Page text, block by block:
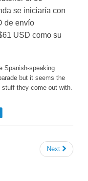
se iniciaría con
de envío
USD como su
Spanish-speaking
but it seems the
stuff they come out with.
Next